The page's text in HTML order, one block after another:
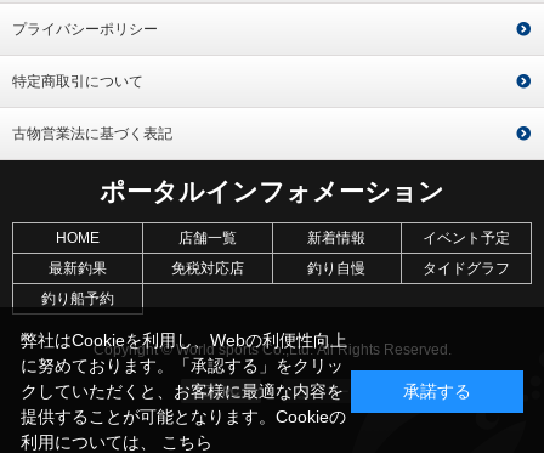
プライバシーポリシー
特定商取引について
古物営業法に基づく表記
ポータルインフォメーション
HOME 店舗一覧 新着情報
イベント予定
最新釣果
免税対応店 釣り自慢
タイドグラフ
釣り船予約
Copyright © World sports Co.,Ltd. All Rights Reserved.
弊社はCookieを利用し、Webの利便性向上
に努めております。「承認する」をクリッ
クしていただくと、お客様に最適な内容を
提供することが可能となります。Cookieの
利用については、 こちら
承諾する